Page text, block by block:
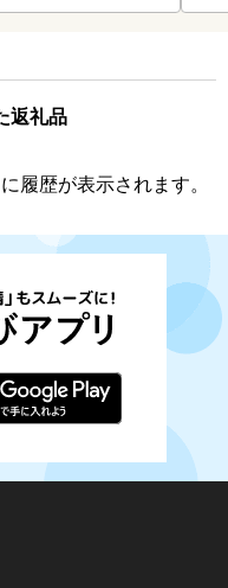
返礼品
履歴が表示されます。